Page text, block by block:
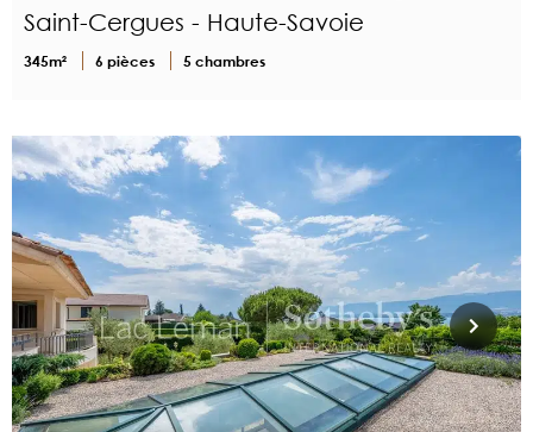
Saint-Cergues - Haute-Savoie
345m² 6 pièces 5 chambres